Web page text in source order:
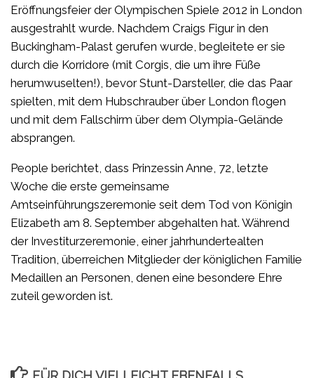
Eröffnungsfeier der Olympischen Spiele 2012 in London
ausgestrahlt wurde. Nachdem Craigs Figur in den
Buckingham-Palast gerufen wurde, begleitete er sie
durch die Korridore (mit Corgis, die um ihre Füße
herumwuselten!), bevor Stunt-Darsteller, die das Paar
spielten, mit dem Hubschrauber über London flogen
und mit dem Fallschirm über dem Olympia-Gelände
absprangen.
People berichtet, dass Prinzessin Anne, 72, letzte
Woche die erste gemeinsame
Amtseinführungszeremonie seit dem Tod von Königin
Elizabeth am 8. September abgehalten hat. Während
der Investiturzeremonie, einer jahrhundertealten
Tradition, überreichen Mitglieder der königlichen Familie
Medaillen an Personen, denen eine besondere Ehre
zuteil geworden ist.